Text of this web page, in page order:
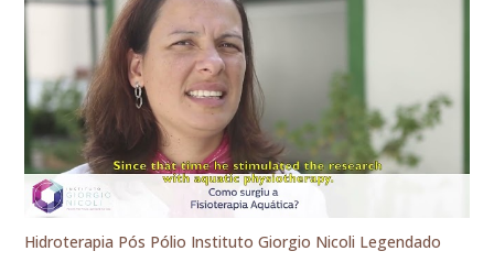
Hidroterapia Pós Pólio Instituto Giorgio Nicoli Legendado